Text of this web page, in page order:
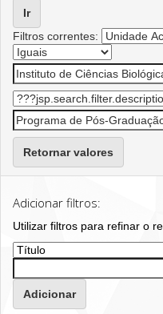
Filtros correntes:
Retornar valores
Adicionar filtros:
Utilizar filtros para refinar o